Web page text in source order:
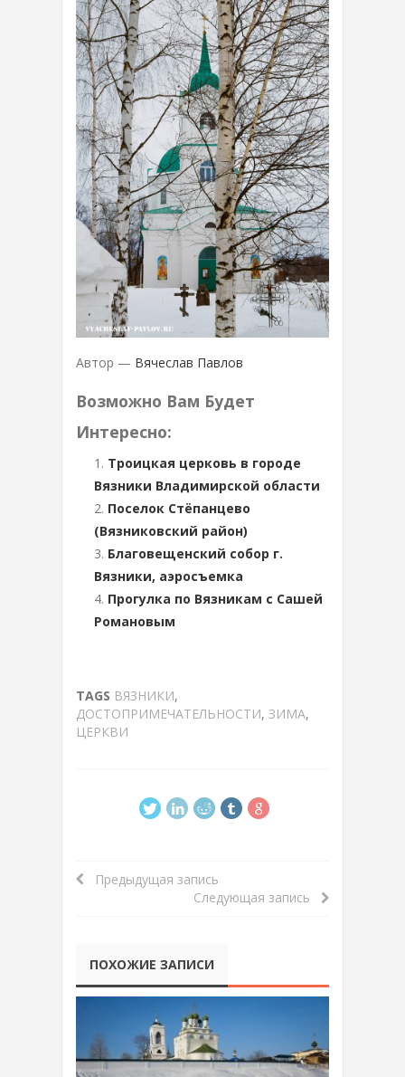
Автор — Вячеслав Павлов
Возможно Вам Будет
Интересно:
Троицкая церковь в городе
Вязники Владимирской области
Поселок Стёпанцево
(Вязниковский район)
Благовещенский собор г.
Вязники, аэросъемка
Прогулка по Вязникам с Сашей
Романовым
TAGS ВЯЗНИКИ,
ДОСТОПРИМЕЧАТЕЛЬНОСТИ, ЗИМА,
ЦЕРКВИ
Предыдущая запись
Следующая запись
ПОХОЖИЕ ЗАПИСИ